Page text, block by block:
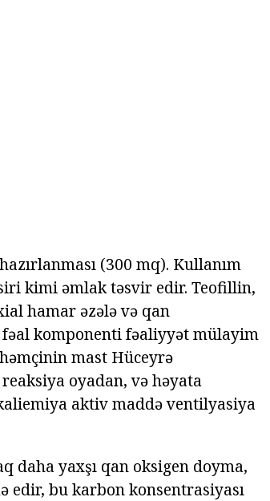
(300 mq). Kullanım
kimi əmlak təsvir edir. Teofillin,
hamar əzələ və qan
komponenti fəaliyyət mülayim
mast Hüceyrə
oyadan, və həyata
aktiv maddə ventilyasiya
daha yaxşı qan oksigen doyma,
bu karbon konsentrasiyası